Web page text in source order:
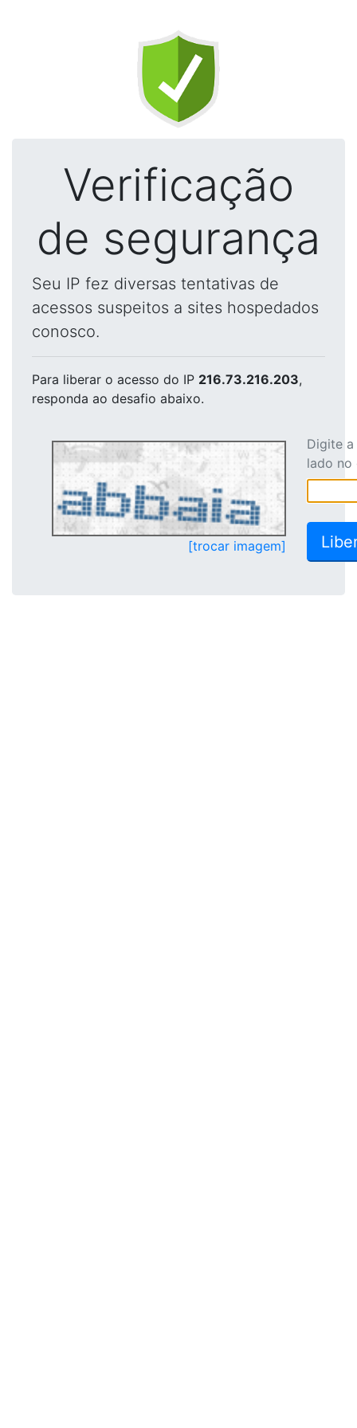
Verificação
de segurança
Seu IP fez diversas tentativas de
acessos suspeitos a sites hospedados
conosco.
Para liberar o acesso do IP 216.73.216.203,
responda ao desafio abaixo.
[trocar imagem]
Digite
lado no